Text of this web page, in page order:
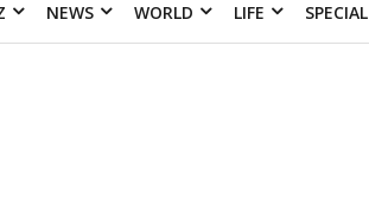
NEWS WORLD LIFE SPECIAL